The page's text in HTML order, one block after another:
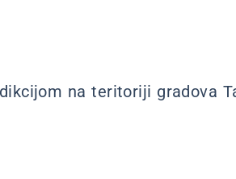
na teritoriji gradova